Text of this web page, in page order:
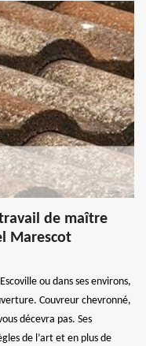
de maître
Marescot
ou dans ses environs,
Couvreur chevronné,
décevra pas. Ses
de l’art et en plus de